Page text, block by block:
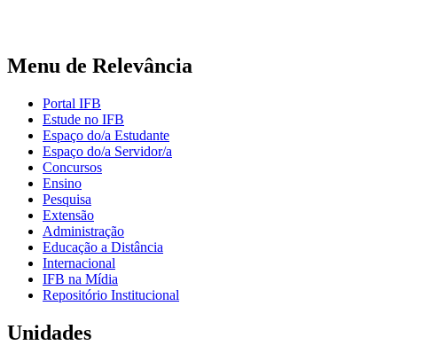
Menu de Relevância
Portal IFB
Estude no IFB
Espaço do/a Estudante
Espaço do/a Servidor/a
Concursos
Ensino
Pesquisa
Extensão
Administração
Educação a Distância
Internacional
IFB na Mídia
Repositório Institucional
Unidades